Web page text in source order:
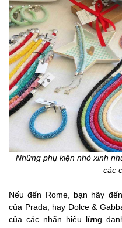
Những phụ kiện nhỏ xinh
các
Nếu đến Rome, bạn hãy
của Prada, hay Dolce &
của các nhãn hiệu lừng